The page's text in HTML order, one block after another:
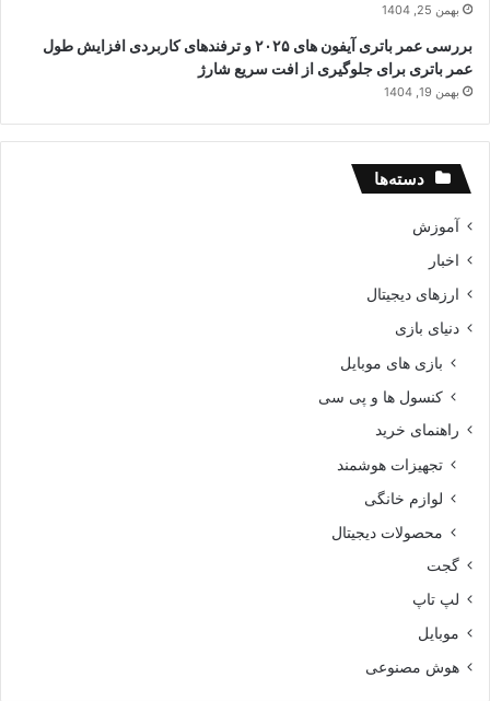
بهمن 25, 1404
بررسی عمر باتری آیفون های ۲۰۲۵ و ترفندهای کاربردی افزایش طول
عمر باتری برای جلوگیری از افت سریع شارژ
بهمن 19, 1404
دسته‌ها
آموزش
اخبار
ارزهای دیجیتال
دنیای بازی
بازی های موبایل
کنسول ها و پی سی
راهنمای خرید
تجهیزات هوشمند
لوازم خانگی
محصولات دیجیتال
گجت
لپ تاپ
موبایل
هوش مصنوعی